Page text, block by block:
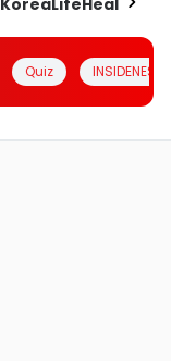
KoreaLifeHealth
Quiz INSIDENESIA